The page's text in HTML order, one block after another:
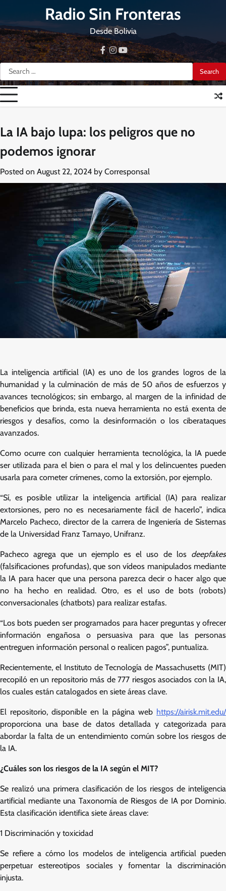
content
Radio Sin Fronteras
Desde Bolivia
Search
for:
facebook
instagram
youtube
La IA bajo lupa: los peligros que no
podemos ignorar
Posted on August 22, 2024 by Corresponsal
La inteligencia artificial (IA) es uno de los grandes logros de la
humanidad y la culminación de más de 50 años de esfuerzos y
avances tecnológicos; sin embargo, al margen de la infinidad de
beneficios que brinda, esta nueva herramienta no está exenta de
riesgos y desafíos, como la desinformación o los ciberataques
avanzados.
Como ocurre con cualquier herramienta tecnológica, la IA puede
ser utilizada para el bien o para el mal y los delincuentes pueden
usarla para cometer crímenes, como la extorsión, por ejemplo.
“Sí, es posible utilizar la inteligencia artificial (IA) para realizar
extorsiones, pero no es necesariamente fácil de hacerlo”, indica
Marcelo Pacheco, director de la carrera de Ingeniería de Sistemas
de la Universidad Franz Tamayo, Unifranz.
Pacheco agrega que un ejemplo es el uso de los deepfakes
(falsificaciones profundas), que son vídeos manipulados mediante
la IA para hacer que una persona parezca decir o hacer algo que
no ha hecho en realidad. Otro, es el uso de bots (robots)
conversacionales (chatbots) para realizar estafas.
“Los bots pueden ser programados para hacer preguntas y ofrecer
información engañosa o persuasiva para que las personas
entreguen información personal o realicen pagos”, puntualiza.
Recientemente, el Instituto de Tecnología de Massachusetts (MIT)
recopiló en un repositorio más de 777 riesgos asociados con la IA,
los cuales están catalogados en siete áreas clave.
El repositorio, disponible en la página web https://airisk.mit.edu/
proporciona una base de datos detallada y categorizada para
abordar la falta de un entendimiento común sobre los riesgos de
la IA.
¿Cuáles son los riesgos de la IA según el MIT?
Se realizó una primera clasificación de los riesgos de inteligencia
artificial mediante una Taxonomía de Riesgos de IA por Dominio.
Esta clasificación identifica siete áreas clave:
1 Discriminación y toxicidad
Se refiere a cómo los modelos de inteligencia artificial pueden
perpetuar estereotipos sociales y fomentar la discriminación
injusta.